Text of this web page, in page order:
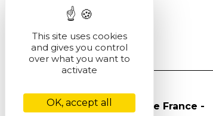
© Société Chimique de France -
This site uses cookies
and gives you control
over what you want to
activate
OK, accept all